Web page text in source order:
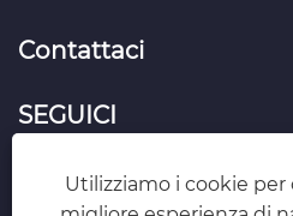
Contattaci
SEGUICI
Utilizziamo i cookie per